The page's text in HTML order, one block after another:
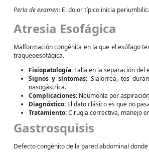
Perla de examen: El dolor típico inicia
Atresia Esofágica
Malformación congénita en la que el esófago
traqueoesofágica.
Fisiopatología: Falla en la separación del
Signos y síntomas: Sialorrea, tos
nasogástrica.
Complicaciones: Neumonía por
Diagnóstico: El dato clásico es que no
Tratamiento:Cirugía correctiva, manejo
Gastrosquisis
Defecto congénito de la pared abdominal